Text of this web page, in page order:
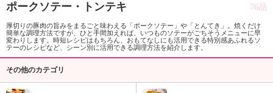
を
見
つ
け
ポークソテー・トンテキ 76品
厚切りの豚肉の旨みをまるごと味わえる「ポークソテー」や「とんてき」。焼くだけ
簡単な調理方法ですが、ひと手間加えれば、いつものソテーがごちそうメニューに早
変わりします。時短レシピはもちろん、おもてなしにも活用できる特別感あふれるソ
テーのレシピなど、シーン別に活用できる調理方法を紹介します。
その他のカテゴリ